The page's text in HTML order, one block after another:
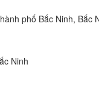
phố Bắc Ninh, Bắc
Ninh